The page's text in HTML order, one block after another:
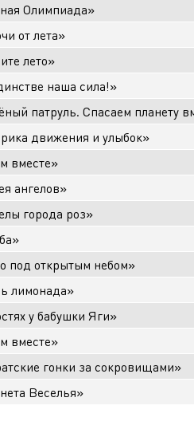
Олимпиада»
от лета»
лето»
наша сила!»
патруль. Спасаем планету
движения и улыбок»
вместе»
ангелов»
города роз»
под открытым небом»
лимонада»
у бабушки Яги»
вместе»
гонки за сокровищами»
Веселья»